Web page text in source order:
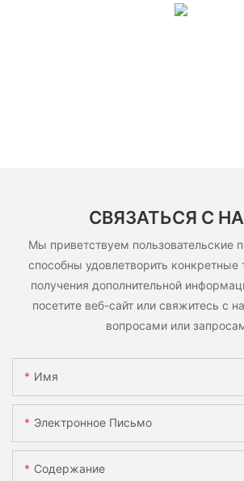
СВЯЗАТЬСЯ С
Мы приветствуем пользовательские
способны удовлетворить конкретные
получения дополнительной
посетите веб-сайт или свяжитесь с
вопросами или
Имя
Электронное Письмо
Содержание